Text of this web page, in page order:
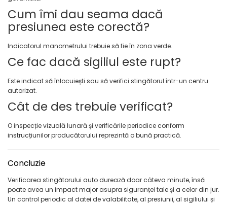
Cum îmi dau seama dacă
presiunea este corectă?
Indicatorul manometrului trebuie să fie în zona verde.
Ce fac dacă sigiliul este rupt?
Este indicat să înlocuiești sau să verifici stingătorul într-un centru
autorizat.
Cât de des trebuie verificat?
O inspecție vizuală lunară și verificările periodice conform
instrucțiunilor producătorului reprezintă o bună practică.
Concluzie
Verificarea stingătorului auto durează doar câteva minute, însă
poate avea un impact major asupra siguranței tale și a celor din jur.
Un control periodic al datei de valabilitate, al presiunii, al sigiliului și